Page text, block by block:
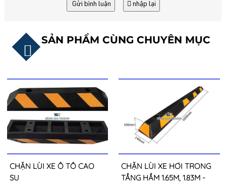
Gửi bình luận nhập lại
SẢN PHẨM CÙNG CHUYÊN MỤC
CHẶN LÙI XE Ô TÔ CAO
SU
CHẶN LÙI XE HƠI TRONG
TẦNG HẦM 1.65M, 1.83M -